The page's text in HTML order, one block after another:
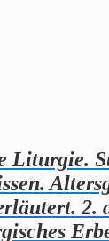
Liturgie.
2.